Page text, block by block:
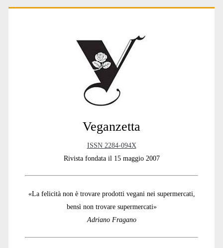
Primary
Veganzetta
ISSN 2284-094X
Rivista fondata il 15 maggio 2007
«La felicità non è trovare prodotti vegani nei supermercati,
bensì non trovare supermercati»
Adriano Fragano